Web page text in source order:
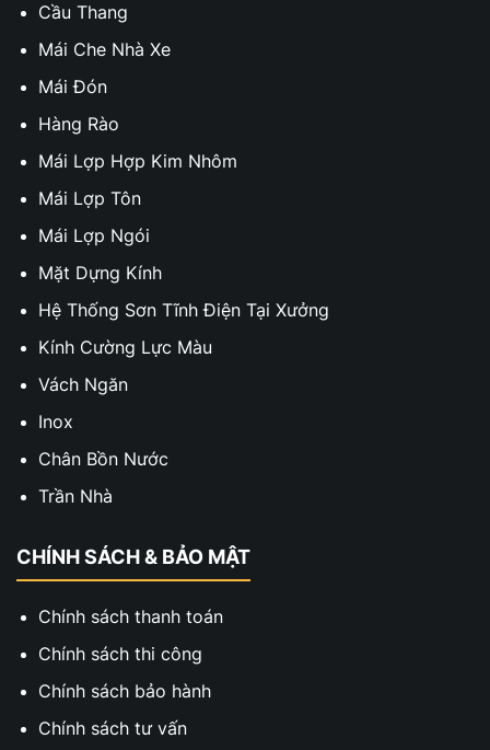
Cầu Thang
Mái Che Nhà Xe
Mái Đón
Hàng Rào
Mái Lợp Hợp Kim Nhôm
Mái Lợp Tôn
Mái Lợp Ngói
Mặt Dựng Kính
Hệ Thống Sơn Tĩnh Điện Tại Xưởng
Kính Cường Lực Màu
Vách Ngăn
Inox
Chân Bồn Nước
Trần Nhà
CHÍNH SÁCH & BẢO MẬT
Chính sách thanh toán
Chính sách thi công
Chính sách bảo hành
Chính sách tư vấn